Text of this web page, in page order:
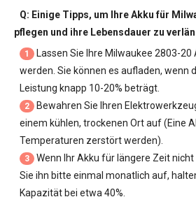
Q: Einige Tipps, um IhreAkku für
pflegen und ihre Lebensdauer zu
1 Lassen Sie Ihre Milwaukee 2803-20
werden. Sie können es aufladen, wenn
Leistung knapp 10-20% beträgt.
2
Bewahren Sie Ihren
einem kühlen, trockenen Ort auf (Eine
Temperaturen zerstört werden).
3
Wenn Ihr Akku für längere Zeit
Sie ihn bitte einmal monatlich auf,
Kapazität bei etwa 40%.